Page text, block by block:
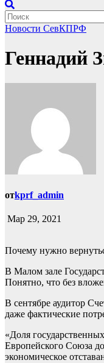
Новости СевКПРФ
Геннадий
отkprf_admin
Мар 29, 2021
Почему нужно
В Малом зале
Понятно, что без
В сентябре аудитор
даже фактические
«Доля
Европейского Союза
экономическое